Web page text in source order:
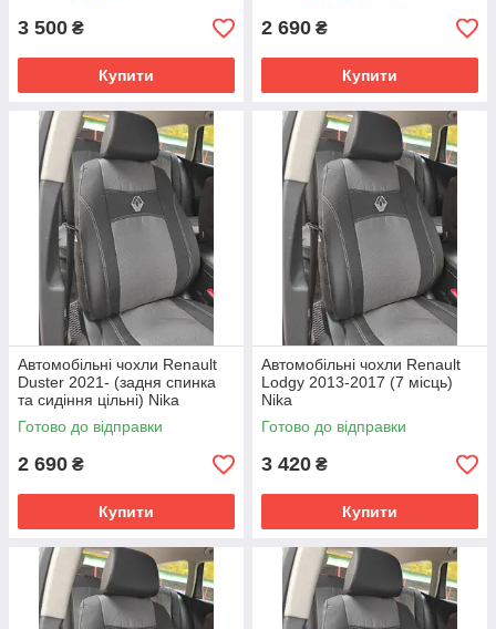
3 500 ₴
Купити
2 690 ₴
Купити
Автомобільні чохли Renault
Duster 2021- (задня спинка
та сидіння цільні) Nika
Готово до відправки
2 690 ₴
Купити
Автомобільні чохли Renault
Lodgy 2013-2017 (7 місць)
Nika
Готово до відправки
3 420 ₴
Купити